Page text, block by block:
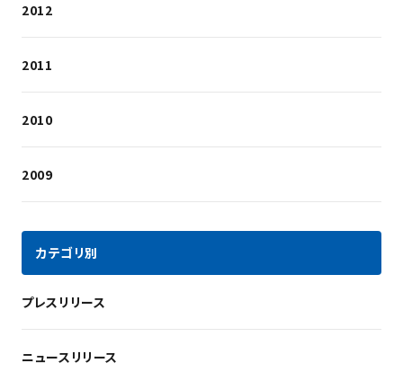
2012
2011
2010
2009
カテゴリ別
プレスリリース
ニュースリリース